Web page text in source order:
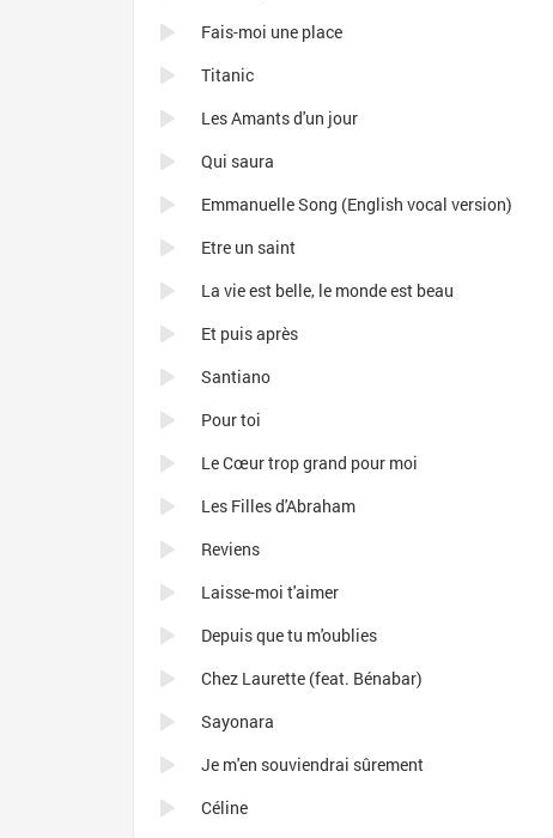
Fais-moi une place
Titanic
Les Amants d'un jour
Qui saura
Emmanuelle Song (English vocal version)
Etre un saint
La vie est belle, le monde est beau
Et puis après
Santiano
Pour toi
Le Cœur trop grand pour moi
Les Filles d'Abraham
Reviens
Laisse-moi t'aimer
Depuis que tu m'oublies
Chez Laurette (feat. Bénabar)
Sayonara
Je m'en souviendrai sûrement
Céline